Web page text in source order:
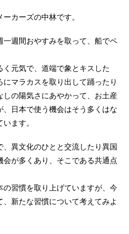
カーズの中林です。
一週間おやすみを取って、船でペ
元気で、道端で象とキスした
にマラカスを取り出して踊ったり
しの陽気さにあやかって、お土産
、日本で使う機会はそう多くはな
ます。
異文化のひとと交流したり異国
が多くあり、そこである共通点
の習慣を取り上げていますが、今
新たな習慣について考えてみよ